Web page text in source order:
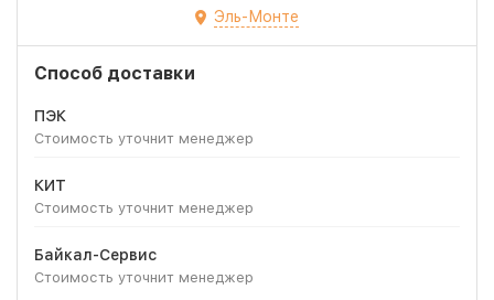
Эль-Монте
Способ доставки
ПЭК
Стоимость уточнит менеджер
КИТ
Стоимость уточнит менеджер
Байкал-Сервис
Стоимость уточнит менеджер